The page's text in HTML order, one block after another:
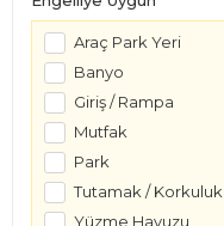
Araç Park Yeri
Banyo
Giriş / Rampa
Mutfak
Park
Tutamak / Korkuluk
Yüzme Havuzu